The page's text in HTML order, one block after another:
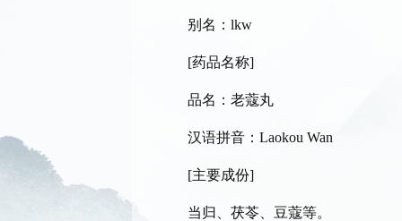
别名：lkw
[药品名称]
品名：老蔻丸
汉语拼音：Laokou Wan
[主要成份]
当归、茯苓、豆蔻等。